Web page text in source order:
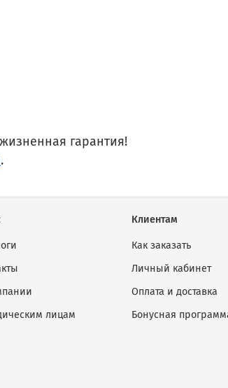
гарантия!
.
лицам
Клиентам
Как заказать
Личный кабинет
Оплата и доставка
Бонусная